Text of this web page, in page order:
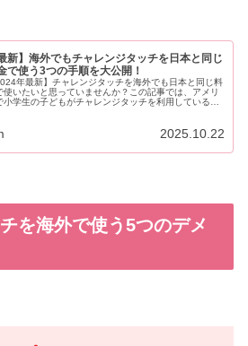
最新】海外でもチャレンジタッチを日本と同じ
で使う3つの手順を大公開！
年最新】チャレンジタッチを海外でも日本と同じ料
使いたいと思っていませんか？この記事では、アメリ
小学生の子どもがチャレンジタッチを利用している筆
2025.10.22
を海外で使う5つのデメ